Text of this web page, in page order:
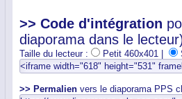
>> Code d'intégration
diaporama dans le
Taille du lecteur : Petit 460x401 |
>> Permalien vers le diaporama PPS